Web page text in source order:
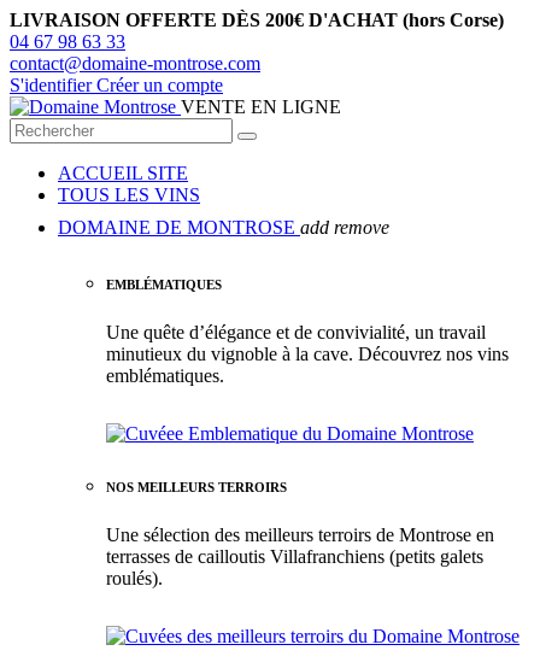
LIVRAISON OFFERTE DÈS 200€ D'ACHAT (hors Corse)
04 67 98 63 33
contact@domaine-montrose.com
S'identifier Créer un compte
VENTE EN LIGNE
ACCUEIL SITE
TOUS LES VINS
DOMAINE DE MONTROSE add remove
EMBLÉMATIQUES
Une quête d’élégance et de convivialité, un travail
minutieux du vignoble à la cave. Découvrez nos vins
emblématiques.
NOS MEILLEURS TERROIRS
Une sélection des meilleurs terroirs de Montrose en
terrasses de cailloutis Villafranchiens (petits galets
roulés).